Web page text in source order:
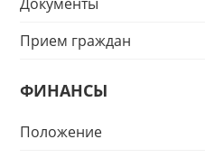
Прием граждан
ФИНАНСЫ
Положение